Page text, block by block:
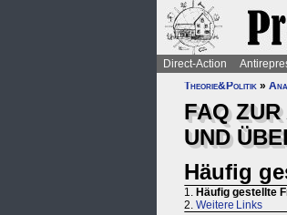
Direct-Action
Theorie&Politik »
FAQ
UND
Häufig
1. Häufig gestellte
2. Weitere Links